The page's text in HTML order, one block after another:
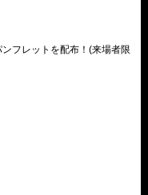
フレットを配布！(来場者限